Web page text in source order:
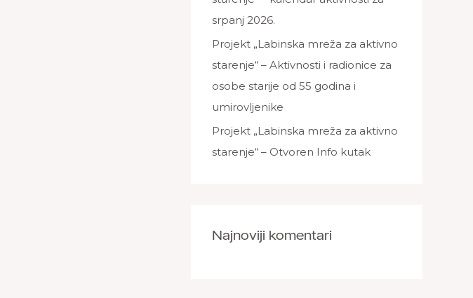
srpanj 2026.
Projekt „Labinska mreža za aktivno
starenje“ – Aktivnosti i radionice za
osobe starije od 55 godina i
umirovljenike
Projekt „Labinska mreža za aktivno
starenje“ – Otvoren Info kutak
Najnoviji komentari